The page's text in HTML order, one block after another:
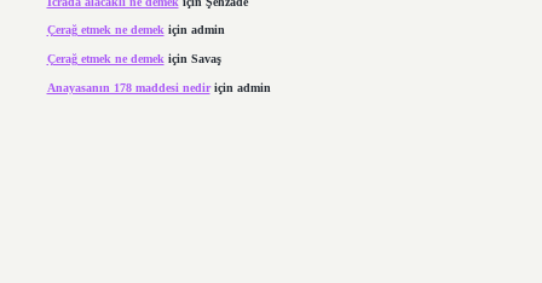
Çerağ etmek ne demekiçin admin
Çerağ etmek ne demek için Savaş
Anayasanın 178 maddesi nediriçin admin